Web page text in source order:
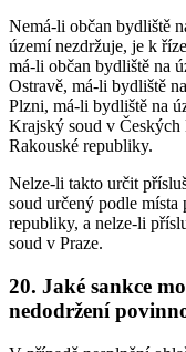
Nemá-li občan bydliště
území nezdržuje, je k
má-li občan bydliště na
Ostravě, má-li bydliště
Plzni, má-li bydliště na
Krajský soud v
Rakouské republiky.
Nelze-li takto určit
soud určený podle místa
republiky, a nelze-li
soud v Praze.
20. Jaké sankce
nedodržení